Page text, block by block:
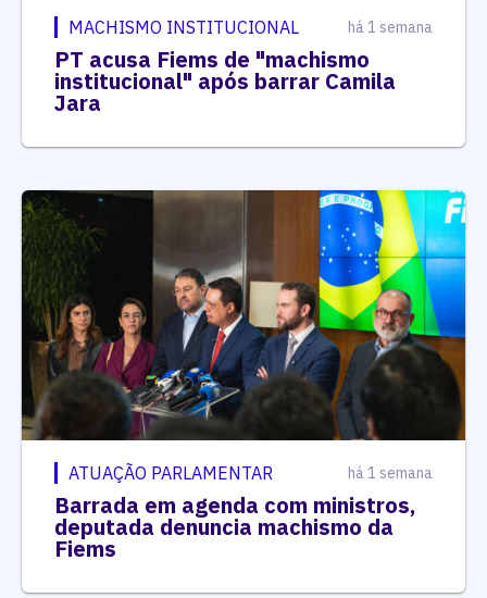
MACHISMO INSTITUCIONAL há 1 semana
PT acusa Fiems de "machismo
institucional" após barrar Camila
Jara
ATUAÇÃO PARLAMENTAR há 1 semana
Barrada em agenda com ministros,
deputada denuncia machismo da
Fiems